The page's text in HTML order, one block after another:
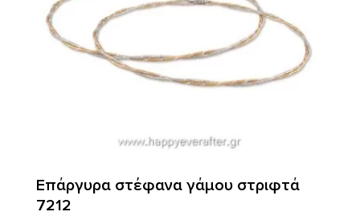
Επάργυρα στέφανα γάμου στριφτά
7212